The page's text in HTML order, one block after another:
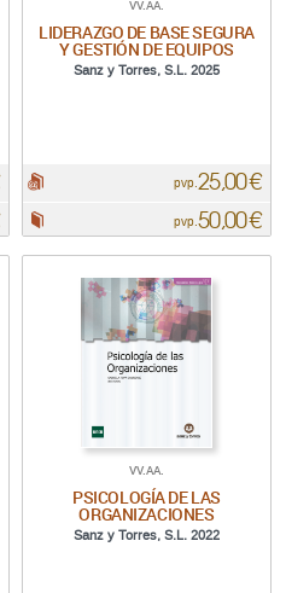
VV.AA.
LIDERAZGO DE BASE SEGURA
Y GESTIÓN DE EQUIPOS
Sanz y Torres, S.L. 2025
pvp. 25,00 €
pvp.50,00 €
VV.AA.
PSICOLOGÍA DE LAS
ORGANIZACIONES
Sanz y Torres, S.L. 2022